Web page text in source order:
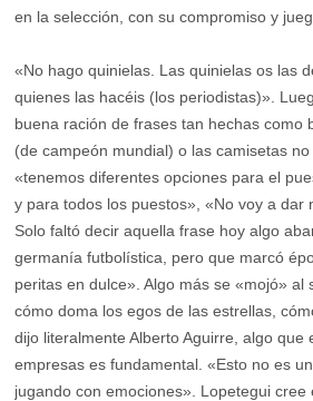
en la selección, con su compromiso y
«No hago quinielas. Las quinielas os las
quienes las hacéis (los periodistas)».
buena ración de frases tan hechas como
(de campeón mundial) o las camisetas no
«tenemos diferentes opciones para el
y para todos los puestos», «No voy a dar
Solo faltó decir aquella frase hoy algo
germanía futbolística, pero que marcó
peritas en dulce». Algo más se «mojó» al
cómo doma los egos de las estrellas,
dijo literalmente Alberto Aguirre, algo que
empresas es fundamental. «Esto no es
jugando con emociones». Lopetegui cree